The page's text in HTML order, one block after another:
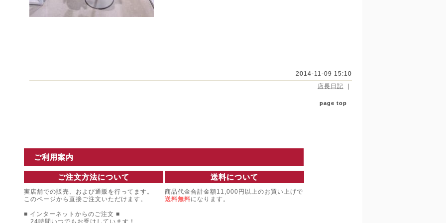
2014-11-09 15:10
店長日記
page top
ご利用案内
ご注文方法について
実店舗での販売、および通販を行ってます。
このページから直接ご注文いただけます。
■ インターネットからのご注文 ■
24時間いつでもお受けしています！
送料について
商品代金合計金額11,000円以上のお買い上げで
送料無料になります。